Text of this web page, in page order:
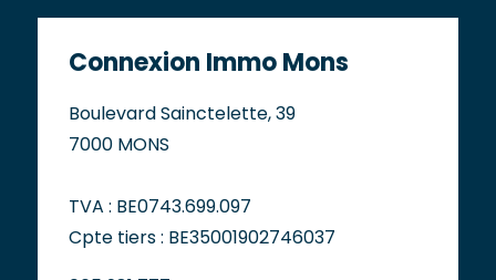
Connexion Immo Mons
Boulevard Sainctelette, 39
7000 MONS
TVA : BE0743.699.097
Cpte tiers : BE35001902746037